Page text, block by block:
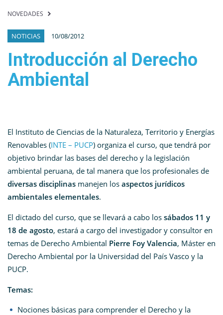
NOVEDADES
NOTICIAS 10/08/2012
Introducción al Derecho
Ambiental
El Instituto de Ciencias de la Naturaleza, Territorio y Energías
Renovables (INTE – PUCP) organiza el curso, que tendrá por
objetivo brindar las bases del derecho y la legislación
ambiental peruana, de tal manera que los profesionales de
diversas disciplinas manejen los aspectos jurídicos
ambientales elementales.
El dictado del curso, que se llevará a cabo los sábados 11 y
18 de agosto, estará a cargo del investigador y consultor en
temas de Derecho Ambiental Pierre Foy Valencia, Máster en
Derecho Ambiental por la Universidad del País Vasco y la
PUCP.
Temas:
Nociones básicas para comprender el Derecho y la